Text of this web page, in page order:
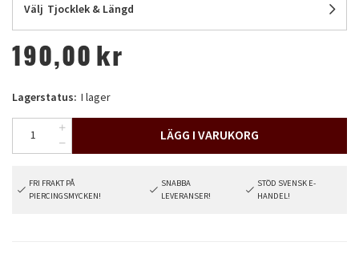
Välj Tjocklek & Längd
190,00 kr
Lagerstatus: I lager
LÄGG I VARUKORG
FRI FRAKT PÅ
PIERCINGSMYCKEN!
SNABBA
LEVERANSER!
STÖD SVENSK E-
HANDEL!